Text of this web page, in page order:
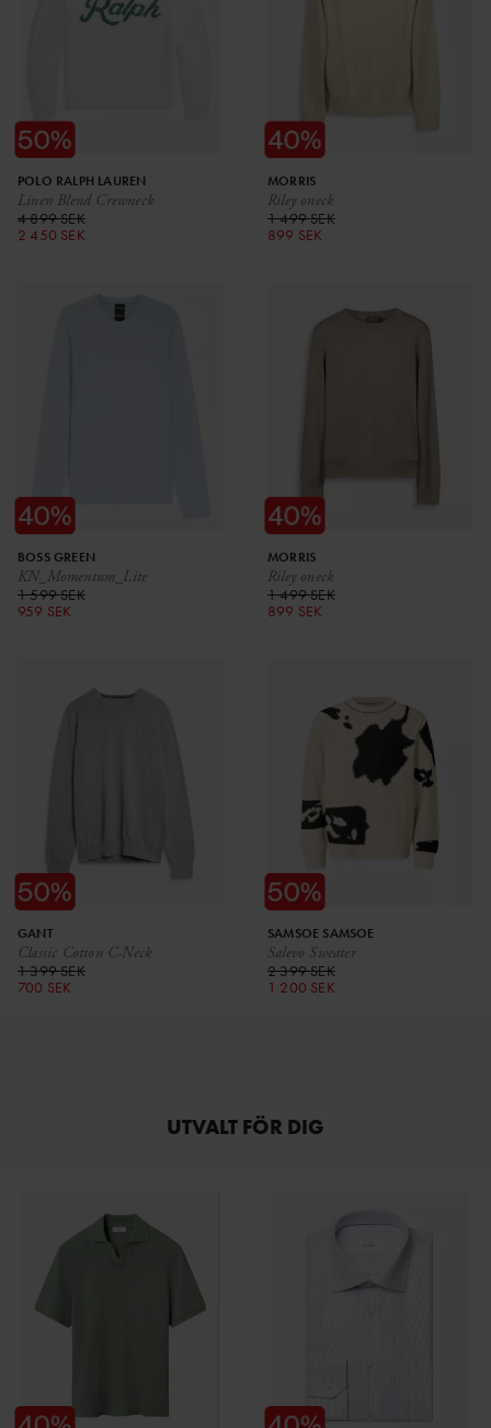
Linen Blend Crewneck
POLO RALPH LAUREN
4 899 SEK
2 450 SEK
Riley oneck
MORRIS
1 499 SEK
899 SEK
KN_Momentum_Lite
BOSS GREEN
1 599 SEK
959 SEK
Riley oneck
MORRIS
1 499 SEK
899 SEK
Classic Cotton C-Neck
GANT
1 399 SEK
700 SEK
Salevo Sweater
SAMSOE SAMSOE
2 399 SEK
1 200 SEK
UTVALT FÖR DIG